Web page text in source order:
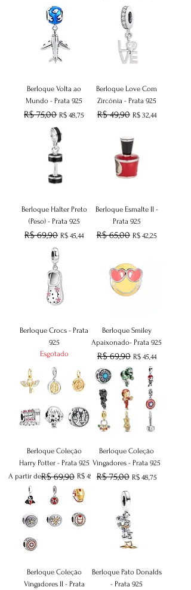
Berloque Volta ao
Mundo - Prata 925
Preço normal
R$ 75,00 Preço promocional
R$ 48,75
Berloque Love Com
Zircônia - Prata 925
Preço normal
R$ 49,90 Preço promocional
R$ 32,44
Berloque Halter Preto
(Peso) - Prata 925
Preço normal
R$ 69,90 Preço promocional
R$ 45,44
Berloque Esmalte II -
Prata 925
Preço normal
R$ 65,00 Preço promocional
R$ 42,25
Berloque Crocs - Prata
925
Esgotado
Berloque Smiley
Apaixonado- Prata 925
Preço normal
R$ 69,90 Preço promocional
R$ 45,44
Berloque Coleção
Harry Potter - Prata 925
A partir de
Preço normalR$ 69,90 R$ 45,44
Preço promocional
Berloque Coleção
Vingadores - Prata 925
Preço normal
R$ 75,00 Preço promocional
R$ 48,75
Berloque Coleção
Vingadores II - Prata
Berloque Pato Donalds
- Prata 925